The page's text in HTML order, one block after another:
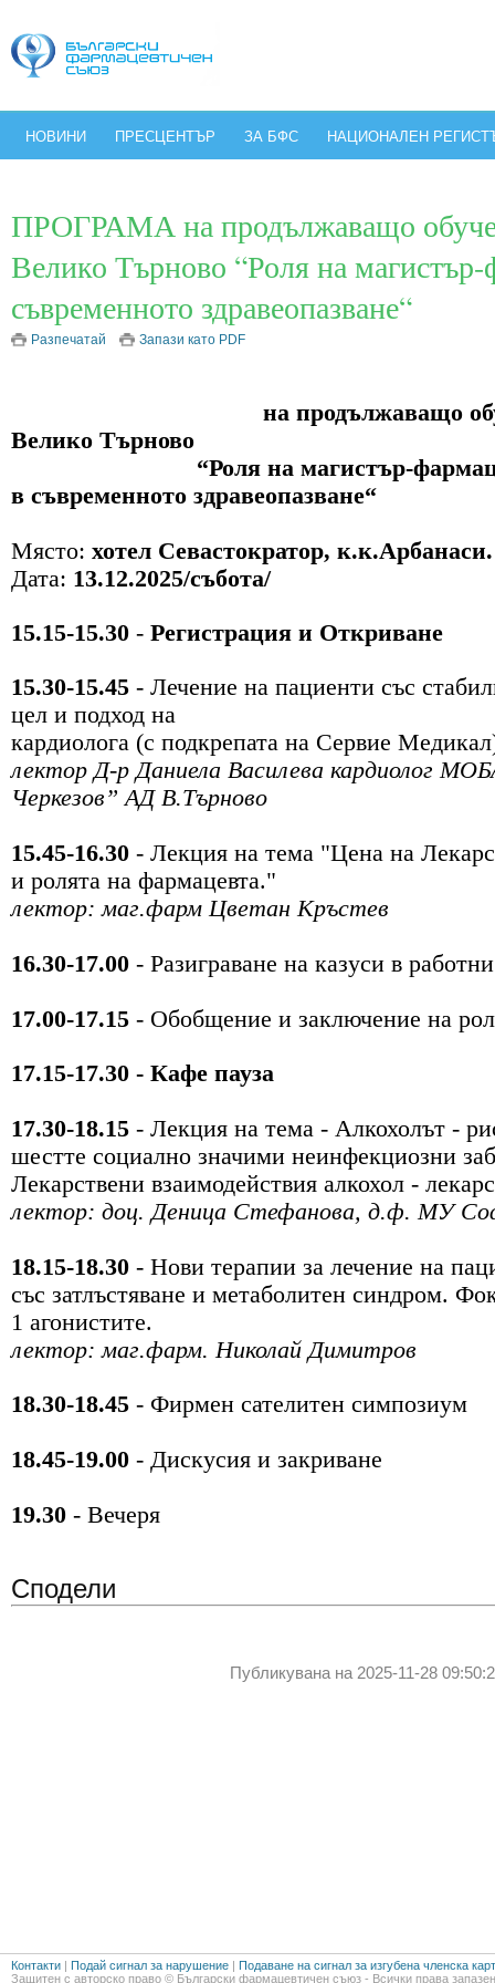
НОВИНИ ПРЕСЦЕНТЪР ЗА БФС НАЦИОНАЛЕН
ПРОГРАМА на продължаващо
Велико Търново “Роля на магистър-
съвременното здравеопазване“
Разпечатай Запази като PDF
на продължаващо
Велико Търново
“Роля на магистър-
в съвременното здравеопазване“
Място: хотел Севастократор, к.к.Арбанаси.
Дата: 13.12.2025/събота/
15.15-15.30 - Регистрация и Откриване
15.30-15.45 - Лечение на пациенти със
цел и подход на
кардиолога (с подкрепата на Сервие
лектор Д-р Даниела Василева кардиолог
Черкезов” АД В.Търново
15.45-16.30 - Лекция на тема "Цена на
и ролята на фармацевта."
лектор: маг.фарм Цветан Кръстев
16.30-17.00 - Разиграване на казуси в
17.00-17.15 - Обобщение и заключение на
17.15-17.30 - Кафе пауза
17.30-18.15 - Лекция на тема - Алкохолът -
шестте социално значими неинфекциозни
Лекарствени взаимодействия алкохол -
лектор: доц. Деница Стефанова, д.ф. МУ
18.15-18.30 - Нови терапии за лечение на
със затлъстяване и метаболитен синдром.
1 агонистите.
лектор: маг.фарм. Николай Димитров
18.30-18.45 - Фирмен сателитен симпозиум
18.45-19.00 - Дискусия и закриване
19.30 - Вечеря
Сподели
Публикувана на 2025-11-28
Контакти | Подай сигнал за нарушение | Подаване на сигнал за изгубена членска
Защитен с авторско право © Български фармацевтичен съюз - Всички права